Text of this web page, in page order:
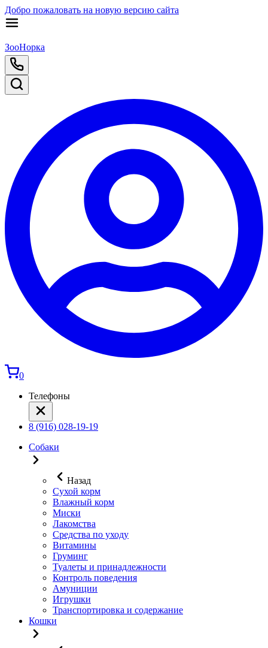
Добро пожаловать на новую версию сайта
ЗооНорка
0
Телефоны
8 (916) 028-19-19
Собаки
Назад
Сухой корм
Влажный корм
Миски
Лакомства
Средства по уходу
Витамины
Груминг
Туалеты и принадлежности
Контроль поведения
Амуниции
Игрушки
Транспортировка и содержание
Кошки